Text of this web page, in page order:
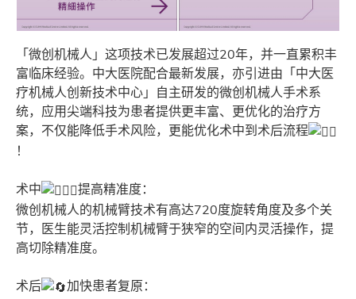
「微创机械人」这项技术已发展超过20年，并一直累积丰
富临床经验。中大医院配合最新发展，亦引进由「中大医
疗机械人创新技术中心」自主研发的微创机械人手术系
统，应用尖端科技为患者提供更丰富、更优化的治疗方
案，不仅能降低手术风险，更能优化术中到术后流程
！
术中
提高精准度：
微创机械人的机械臂技术有高达720度旋转角度及多个关
节，医生能灵活控制机械臂于狭窄的空间内灵活操作，提
高切除精准度。
术后
加快患者复原：